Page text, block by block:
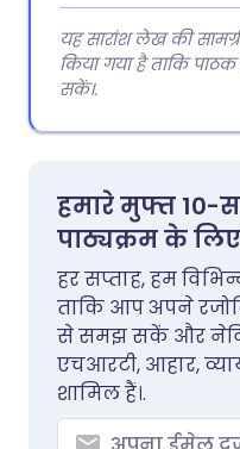
यह सारांश लेख की
किया गया है ताकि
सकें।.
हमारे मुफ्त 10-
पाठ्यक्रम के
हर सप्ताह, हम
ताकि आप अपने
से समझ सकें और
एचआरटी, आहार,
शामिल हैं।.